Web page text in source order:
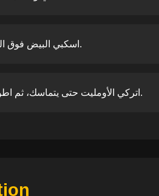
اسكبي البيض فوق الخضار ووزعي الجبن القريش إذا رغبت.
اتركي الأومليت حتى يتماسك، ثم اطويه وقدميه مع شريحة التوست الأسمر.